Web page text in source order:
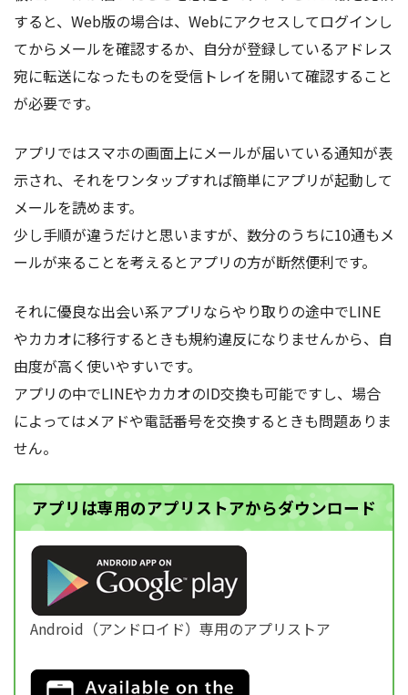
すると、Web版の場合は、Webにアクセスしてログインし
てからメールを確認するか、自分が登録しているアドレス
宛に転送になったものを受信トレイを開いて確認すること
が必要です。
アプリではスマホの画面上にメールが届いている通知が表
示され、それをワンタップすれば簡単にアプリが起動して
メールを読めます。
少し手順が違うだけと思いますが、数分のうちに10通もメ
ールが来ることを考えるとアプリの方が断然便利です。
それに優良な出会い系アプリならやり取りの途中でLINE
やカカオに移行するときも規約違反になりませんから、自
由度が高く使いやすいです。
アプリの中でLINEやカカオのID交換も可能ですし、場合
によってはメアドや電話番号を交換するときも問題ありま
せん。
アプリは専用のアプリストアからダウンロード
Android（アンドロイド）専用のアプリストア